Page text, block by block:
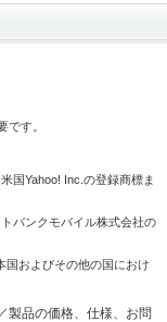
です。
国Yahoo! Inc.の登録商標ま
バンクモバイル株式会社の
国およびその他の国におけ
製品の価格、仕様、お問